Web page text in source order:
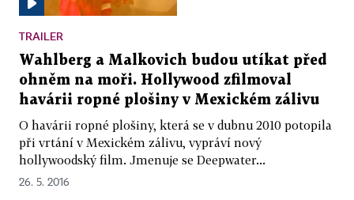
TRAILER
Wahlberg a Malkovich budou utíkat před
ohněm na moři. Hollywood zfilmoval
havárii ropné plošiny v Mexickém zálivu
O havárii ropné plošiny, která se v dubnu 2010 potopila
při vrtání v Mexickém zálivu, vypráví nový
hollywoodský film. Jmenuje se Deepwater...
26. 5. 2016